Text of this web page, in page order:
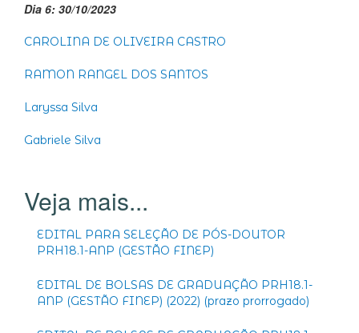
Dia 6: 30/10/2023
CAROLINA DE OLIVEIRA CASTRO
RAMON RANGEL DOS SANTOS
Laryssa Silva
Gabriele Silva
EDITAL PARA SELEÇÃO DE PÓS-DOUTOR
PRH18.1-ANP (GESTÃO FINEP)
EDITAL DE BOLSAS DE GRADUAÇÃO PRH18.1-
ANP (GESTÃO FINEP) (2022) (prazo prorrogado)